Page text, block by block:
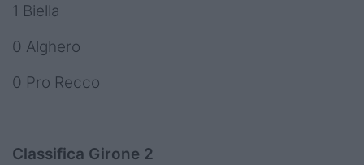
1 Biella
0 Alghero
0 Pro Recco
Classifica Girone 2